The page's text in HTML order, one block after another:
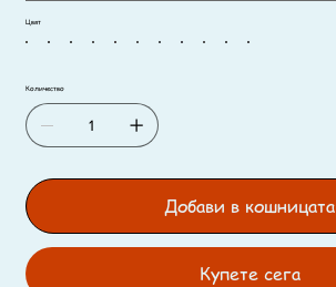
Цвят
Количество
Добави в кошницата
Купете сега